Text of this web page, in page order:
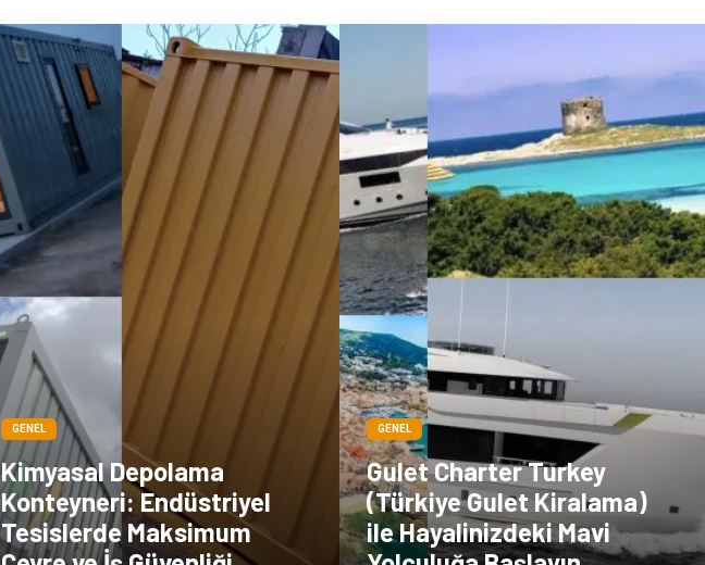
GENEL
Kimyasal Depolama
Konteyneri: Endüstriyel
Tesislerde Maksimum
GENEL
Gulet Charter Turkey
(Türkiye Gulet Kiralama)
ile Hayalinizdeki Mavi